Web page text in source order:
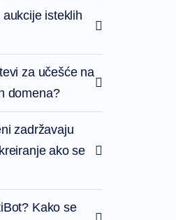
isteklih
za učešće na
domena?
zadržavaju
ako se
Kako se